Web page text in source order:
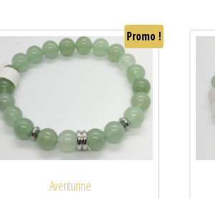
Promo !
Aventurine